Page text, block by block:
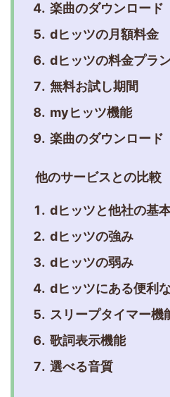
楽曲のダウンロード
dヒッツの月額料金
dヒッツの料金プラ
無料お試し期間
myヒッツ機能
楽曲のダウンロード
他のサービスとの比較
dヒッツと他社の基
dヒッツの強み
dヒッツの弱み
dヒッツにある便利
スリープタイマー機
歌詞表示機能
選べる音質